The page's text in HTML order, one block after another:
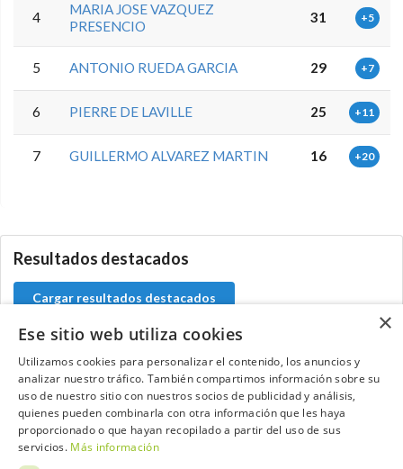
4
MARIA JOSE VAZQUEZ
PRESENCIO
31 +5
5 ANTONIO RUEDA GARCIA 29 +7
6 PIERRE DE LAVILLE 25 +11
7 GUILLERMO ALVAREZ MARTIN 16 +20
Resultados destacados
Cargar resultados destacados
Contacta con el equipo de NextCaddy
Opina Contacta
×
Ese sitio web utiliza cookies
Utilizamos cookies para personalizar el contenido, los anuncios y
analizar nuestro tráfico. También compartimos información sobre su
uso de nuestro sitio con nuestros socios de publicidad y análisis,
quienes pueden combinarla con otra información que les haya
proporcionado o que hayan recopilado a partir del uso de sus
servicios. Más información